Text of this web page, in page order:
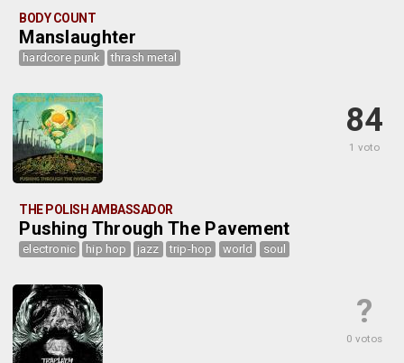
BODY COUNT
Manslaughter
hardcore punk thrash metal
84
1 voto
THE POLISH AMBASSADOR
Pushing Through The Pavement
electronic hip hop jazz trip-hop world soul
?
0 votos